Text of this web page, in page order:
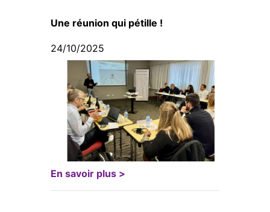
Une réunion qui pétille !
24/10/2025
En savoir plus >